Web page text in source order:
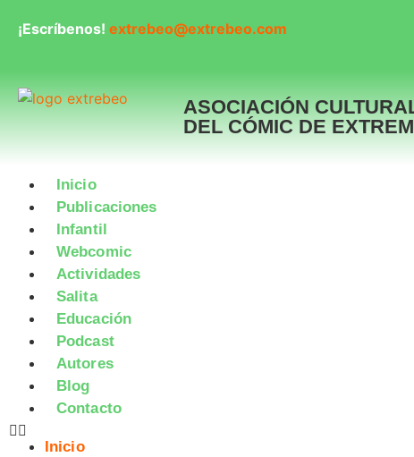
¡Escríbenos! extrebeo@extrebeo.com
ASOCIACIÓN
DEL CÓMIC DE
Inicio
Publicaciones
Infantil
Webcomic
Actividades
Salita
Educación
Podcast
Autores
Blog
Contacto
Inicio